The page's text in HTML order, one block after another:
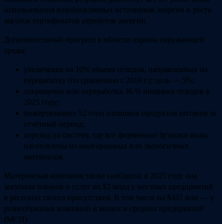
использования возобновляемых источников энергии и роста
закупок сертификатов атрибутов энергии.
Дополнительный прогресс в области охраны окружающей
среды:
увеличение на 10% объема отходов, направленных на
переработку (по сравнению с 2019 г.); цель — 5%;
сокращение или переработка 36 % пищевых отходов в
2025 году;
пожертвование 52 тонн излишков продуктов питания за
отчётный период;
переход на систему, где все фирменные бутылки воды
изготовлены из многоразовых или экологичных
материалов.
Материнская компания также сообщила: в 2025 году она
закупила товаров и услуг на $2 млрд у местных предприятий
в регионах своего присутствия. В том числе на $437 млн — у
разнообразных компаний и малых и средних предприятий
(МСП).